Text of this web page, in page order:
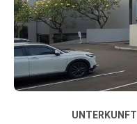
UNTERKUNFT